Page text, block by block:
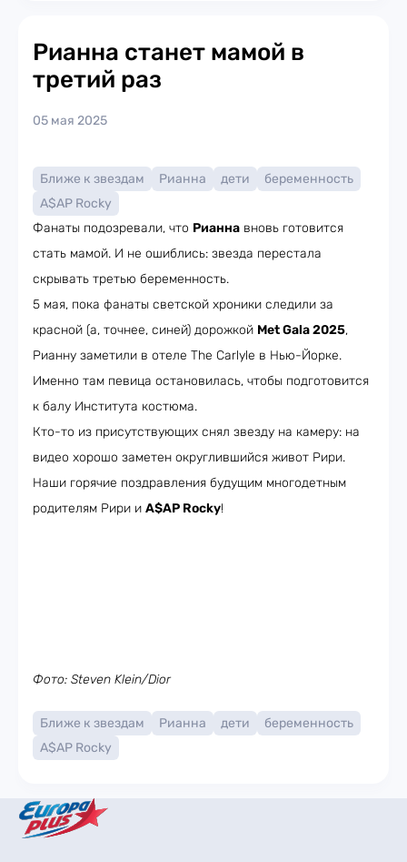
Рианна станет мамой в
третий раз
05 мая 2025
Ближе к звездам Рианна дети
беременность
A$AP Rocky
Фанаты подозревали, что Рианна вновь готовится
стать мамой. И не ошиблись: звезда перестала
скрывать третью беременность.
5 мая, пока фанаты светской хроники следили за
красной (а, точнее, синей) дорожкой Met Gala 2025,
Рианну заметили в отеле The Carlyle в Нью-Йорке.
Именно там певица остановилась, чтобы подготовится
к балу Института костюма.
Кто-то из присутствующих снял звезду на камеру: на
видео хорошо заметен округлившийся живот Рири.
Наши горячие поздравления будущим многодетным
родителям Рири и A$AP Rocky!
Фото: Steven Klein/Dior
Ближе к звездам Рианна дети
беременность
A$AP Rocky